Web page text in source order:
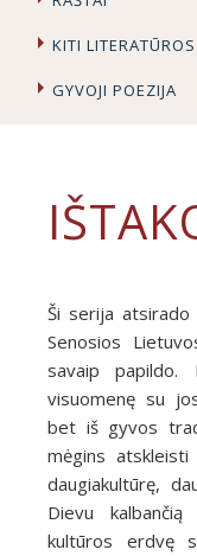
KITI
GYVOJI POEZIJA
Ši serija
Senosios
savaip papildo.
visuomenę su
bet iš gyvos
mėgins
daugiakultūrę,
Dievu
kultūros erdvę